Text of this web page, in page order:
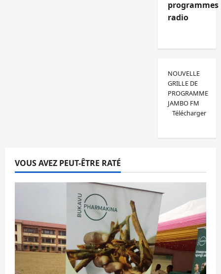
programmes
radio
NOUVELLE
GRILLE DE
PROGRAMME
JAMBO FM
Télécharger
VOUS AVEZ PEUT-ÊTRE RATÉ